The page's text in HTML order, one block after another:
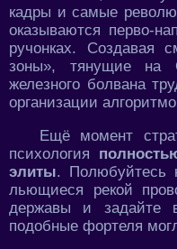
кадры и самые
оказываются перво-
ручонках. Создавая
зоны», тянущие на
железного болвана
организации
Ещё момент
психология
элиты. Полюбуйтесь
льющиеся рекой
державы и задайте
подобные фортеля